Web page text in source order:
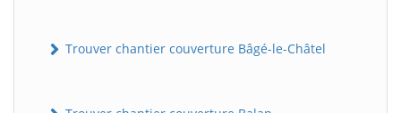
Trouver chantier couverture Bâgé-le-Châtel